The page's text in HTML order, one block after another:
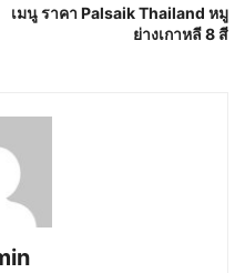
เมนู ราคา Palsaik Thailand หมู
ย่างเกาหลี 8 สี